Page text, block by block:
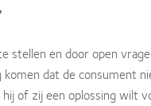
stellen en door open
dat de consument
of zij een oplossing wilt